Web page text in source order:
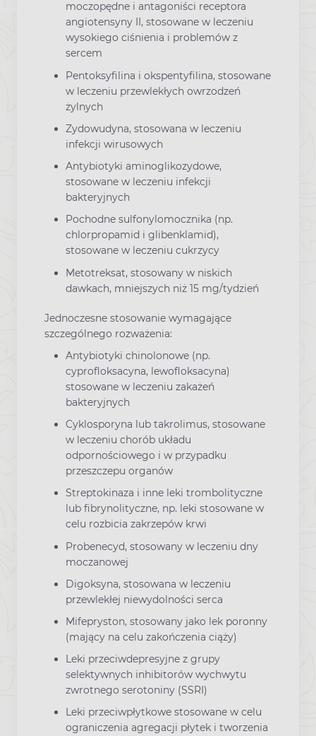
moczopędne i antagoniści receptora
angiotensyny II, stosowane w leczeniu
wysokiego ciśnienia i problemów z
sercem
Pentoksyfilina i okspentyfilina, stosowane
w leczeniu przewlekłych owrzodzeń
żylnych
Zydowudyna, stosowana w leczeniu
infekcji wirusowych
Antybiotyki aminoglikozydowe,
stosowane w leczeniu infekcji
bakteryjnych
Pochodne sulfonylomocznika (np.
chlorpropamid i glibenklamid),
stosowane w leczeniu cukrzycy
Metotreksat, stosowany w niskich
dawkach, mniejszych niż 15 mg/tydzień
Jednoczesne stosowanie wymagające
szczególnego rozważenia:
Antybiotyki chinolonowe (np.
cyprofloksacyna, lewofloksacyna)
stosowane w leczeniu zakażeń
bakteryjnych
Cyklosporyna lub takrolimus, stosowane
w leczeniu chorób układu
odpornościowego i w przypadku
przeszczepu organów
Streptokinaza i inne leki trombolityczne
lub fibrynolityczne, np. leki stosowane w
celu rozbicia zakrzepów krwi
Probenecyd, stosowany w leczeniu dny
moczanowej
Digoksyna, stosowana w leczeniu
przewlekłej niewydolności serca
Mifepryston, stosowany jako lek poronny
(mający na celu zakończenia ciąży)
Leki przeciwdepresyjne z grupy
selektywnych inhibitorów wychwytu
zwrotnego serotoniny (SSRI)
Leki przeciwpłytkowe stosowane w celu
ograniczenia agregacji płytek i tworzenia